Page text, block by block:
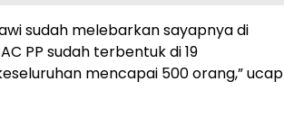
sudah melebarkan sayapnya di
PP sudah terbentuk di 19
mencapai 500 orang,” ucap